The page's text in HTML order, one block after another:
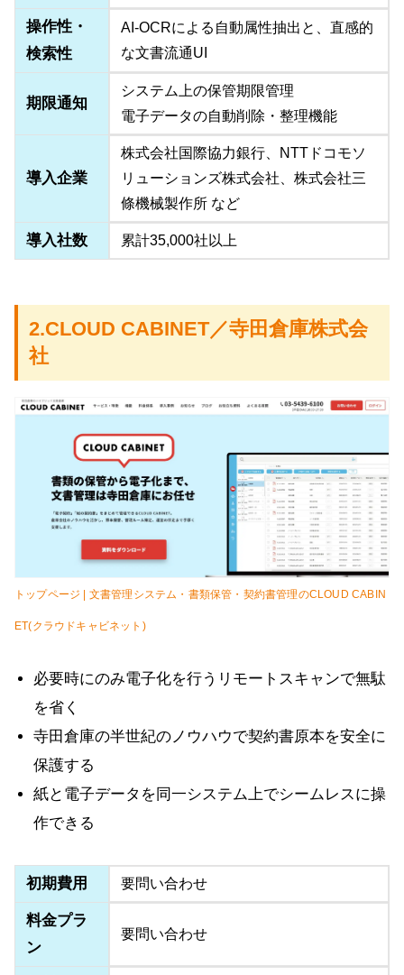
操作性・
検索性
AI-OCRによる自動属性抽出と、直感的
な文書流通UI
期限通知
システム上の保管期限管理
電子データの自動削除・整理機能
導入企業
株式会社国際協力銀行、NTTドコモソ
リューションズ株式会社、株式会社三
條機械製作所 など
導入社数 累計35,000社以上
2.CLOUD CABINET／寺田倉庫株式会
社
トップページ | 文書管理システム・書類保管・契約書管理のCLOUD CABIN
ET(クラウドキャビネット)
必要時にのみ電子化を行うリモートスキャンで無駄
を省く
寺田倉庫の半世紀のノウハウで契約書原本を安全に
保護する
紙と電子データを同一システム上でシームレスに操
作できる
初期費用 要問い合わせ
料金プラ
ン
要問い合わせ